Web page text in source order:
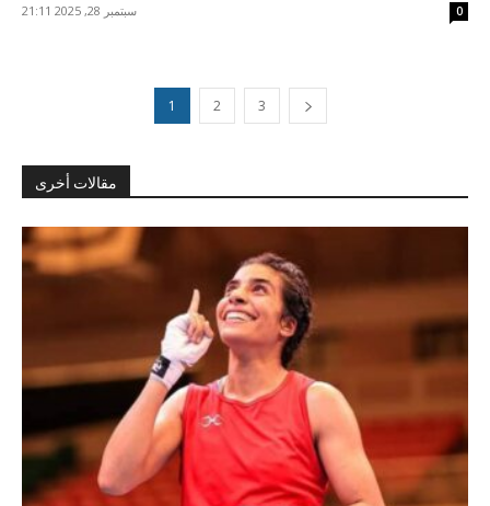
سبتمبر 28, 2025 21:11 0
1 2 3
مقالات أخرى